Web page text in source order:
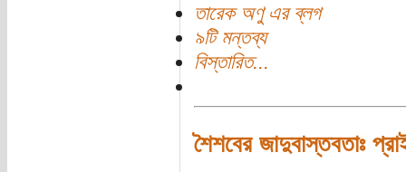
তারেক অণু এর ব্লগ
৯টি মন্তব্য
বিস্তারিত...
শৈশবের জাদুবাস্তবতাঃ